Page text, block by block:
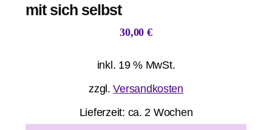
mit sich selbst
30,00 €
inkl. 19 % MwSt.
zzgl.Versandkosten
Lieferzeit: ca. 2 Wochen